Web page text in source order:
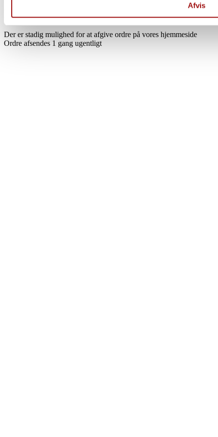
Afvis
Fra d. 17/7 til og med d. 1/8
Der er stadig mulighed for at afgive ordre på vores hjemmeside
Ordre afsendes 1 gang ugentligt